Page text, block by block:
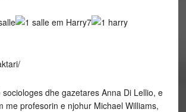
dhe gazetares Anna Di Lellio, e
me profesorin e njohur Michael Williams,